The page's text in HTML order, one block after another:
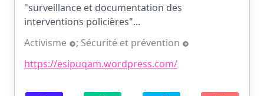
"surveillance et documentation des
interventions policières"...
Activisme
; Sécurité et prévention
https://esipuqam.wordpress.com/